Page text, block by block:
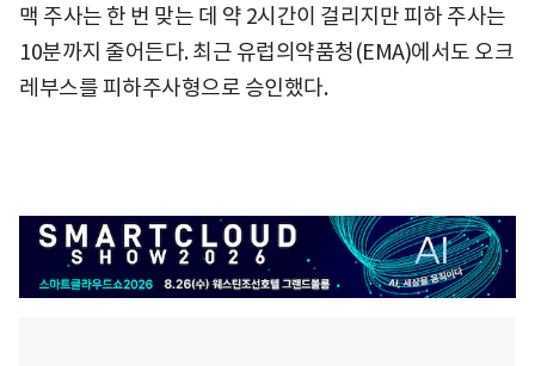
맥 주사는 한 번 맞는 데 약 2시간이 걸리지만 피하 주사는
10분까지 줄어든다. 최근 유럽의약품청(EMA)에서도 오크
레부스를 피하주사형으로 승인했다.